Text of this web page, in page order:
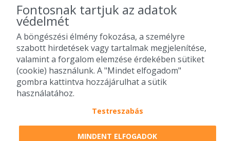
2010-2026 Copyright - Falatozz.hu - Diston-line Kft.
Pizza, gyros, hamburger, menük kedvező áron, egy helyen az összes
étterem ajánlata.
Fontosnak tartjuk az adatok
védelmét
A böngészési élmény fokozása, a személyre
szabott hirdetések vagy tartalmak megjelenítése,
valamint a forgalom elemzése érdekében sütiket
(cookie) használunk. A "Mindet elfogadom"
gombra kattintva hozzájárulhat a sütik
használatához.
Testreszabás
MINDENT ELFOGADOK